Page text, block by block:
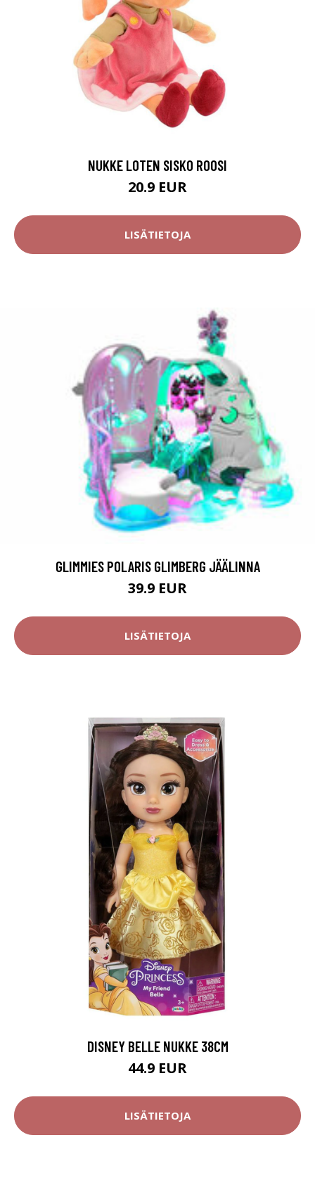
NUKKE LOTEN SISKO ROOSI
20.9 EUR
LISÄTIETOJA
GLIMMIES POLARIS GLIMBERG JÄÄLINNA
39.9 EUR
LISÄTIETOJA
DISNEY BELLE NUKKE 38CM
44.9 EUR
LISÄTIETOJA